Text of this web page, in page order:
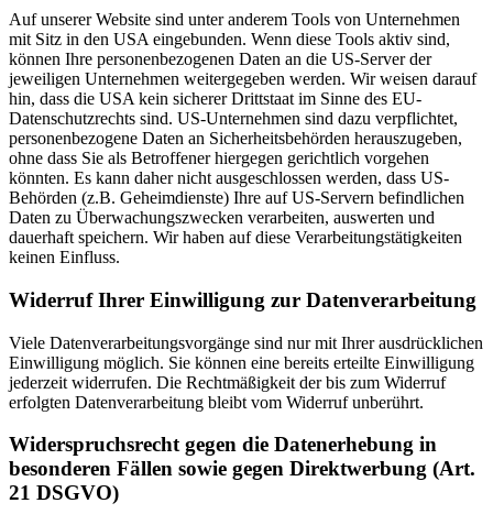
Auf unserer Website sind unter anderem Tools von Unternehmen
mit Sitz in den USA eingebunden. Wenn diese Tools aktiv sind,
können Ihre personenbezogenen Daten an die US-Server der
jeweiligen Unternehmen weitergegeben werden. Wir weisen darauf
hin, dass die USA kein sicherer Drittstaat im Sinne des EU-
Datenschutzrechts sind. US-Unternehmen sind dazu verpflichtet,
personenbezogene Daten an Sicherheitsbehörden herauszugeben,
ohne dass Sie als Betroffener hiergegen gerichtlich vorgehen
könnten. Es kann daher nicht ausgeschlossen werden, dass US-
Behörden (z.B. Geheimdienste) Ihre auf US-Servern befindlichen
Daten zu Überwachungszwecken verarbeiten, auswerten und
dauerhaft speichern. Wir haben auf diese Verarbeitungstätigkeiten
keinen Einfluss.
Widerruf Ihrer Einwilligung zur Datenverarbeitung
Viele Datenverarbeitungsvorgänge sind nur mit Ihrer ausdrücklichen
Einwilligung möglich. Sie können eine bereits erteilte Einwilligung
jederzeit widerrufen. Die Rechtmäßigkeit der bis zum Widerruf
erfolgten Datenverarbeitung bleibt vom Widerruf unberührt.
Widerspruchsrecht gegen die Datenerhebung in
besonderen Fällen sowie gegen Direktwerbung (Art.
21 DSGVO)